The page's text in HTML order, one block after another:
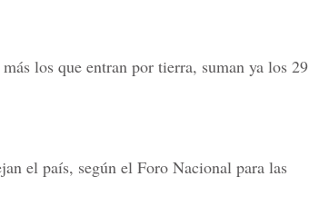
los que entran por tierra, suman ya los 29
el país, según el Foro Nacional para las